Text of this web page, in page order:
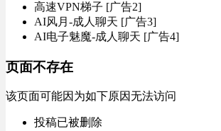
高速VPN梯子 [广告2]
AI风月-成人聊天 [广告3]
AI电子魅魔-成人聊天 [广告4]
页面不存在
该页面可能因为如下原因无法访问
投稿已被删除